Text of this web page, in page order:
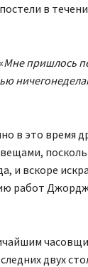
в
Мне пришлось
в это время
и вскоре искра
работ
двух